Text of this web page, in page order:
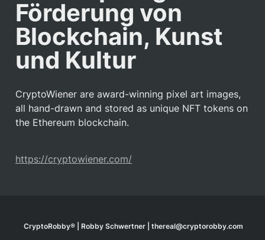
Förderung von
Blockchain, Kunst
und Kultur
CryptoWiener are award-winning pixel art images,
all hand-drawn and stored as unique NFT tokens on
the Ethereum blockchain.
https://cryptowiener.com/
CryptoRobby® | Robby Schwertner | thereal@cryptorobby.com